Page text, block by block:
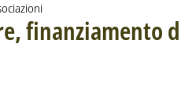
finanziamento